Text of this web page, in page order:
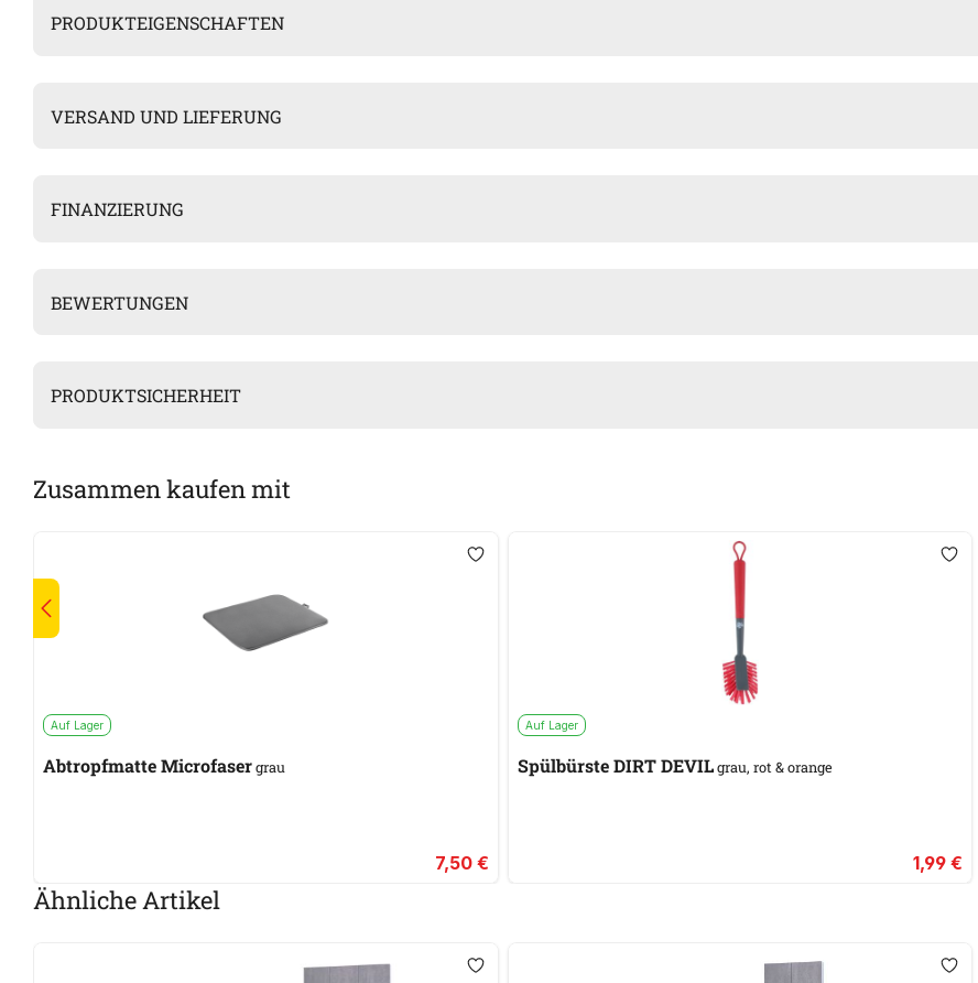
PRODUKTEIGENSCHAFTEN
VERSAND UND LIEFERUNG
FINANZIERUNG
BEWERTUNGEN
PRODUKTSICHERHEIT
Zusammen kaufen mit
Auf Lager
Abtropfmatte Microfasergrau
7,50 €
Auf Lager
Spülbürste DIRT DEVILgrau, rot & orange
1,99 €
Ähnliche Artikel